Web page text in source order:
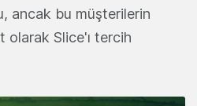
ancak bu müşterilerin
olarak Slice'ı tercih